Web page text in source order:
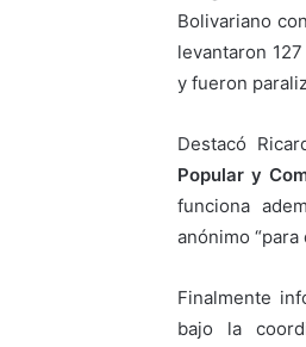
Bolivariano
levantaron
y fueron
Destacó
Popular y
funciona
anónimo
Finalmente
bajo la